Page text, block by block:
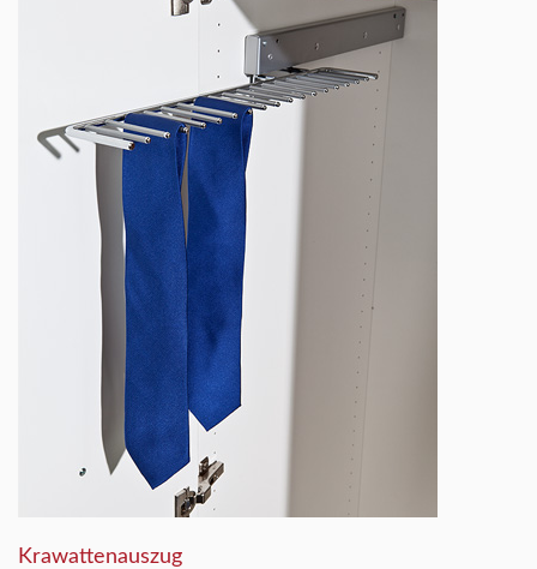
Krawattenauszug